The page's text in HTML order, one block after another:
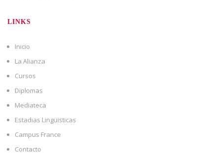
LINKS
Inicio
La Alianza
Cursos
Diplomas
Mediateca
Estadias Lingüisticas
Campus France
Contacto